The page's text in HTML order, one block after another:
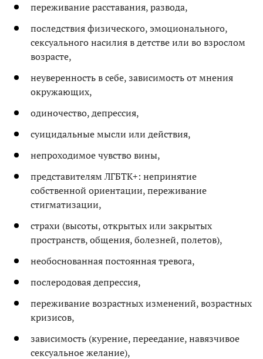
переживание расставания, развода,
последствия физического, эмоционального,
сексуального насилия в детстве или во взрослом
возрасте,
неуверенность в себе, зависимость от мнения
окружающих,
одиночество, депрессия,
суицидальные мысли или действия,
непроходимое чувство вины,
представителям ЛГБТК+: непринятие
собственной ориентации, переживание
стигматизации,
страхи (высоты, открытых или закрытых
пространств, общения, болезней, полетов),
необоснованная постоянная тревога,
послеродовая депрессия,
переживание возрастных изменений, возрастных
кризисов,
зависимость (курение, переедание, навязчивое
сексуальное желание),